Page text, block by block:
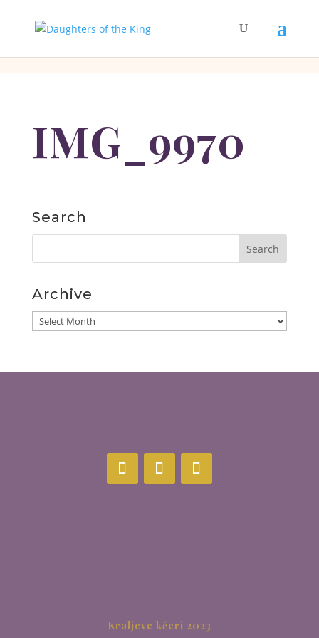
IMG_9970
Search
Archive
Archive
Kraljeve kćeri 2023